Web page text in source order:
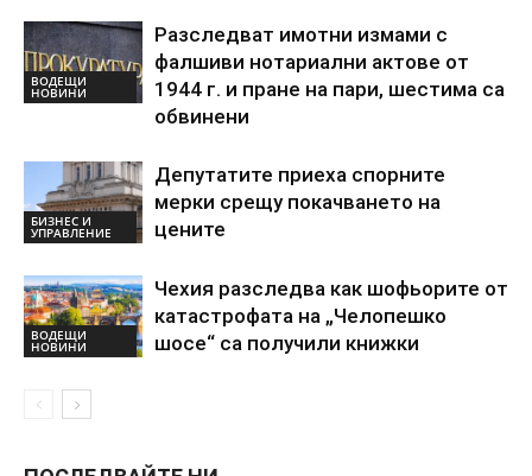
ВОДЕЩИ
НОВИНИ
Разследват имотни измами с
фалшиви нотариални актове от
1944 г. и пране на пари, шестима са
обвинени
БИЗНЕС И
УПРАВЛЕНИЕ
Депутатите приеха спорните
мерки срещу покачването на
цените
ВОДЕЩИ
НОВИНИ
Чехия разследва как шофьорите от
катастрофата на „Челопешко
шосе“ са получили книжки